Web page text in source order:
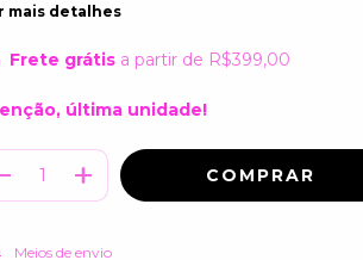
mais detalhes
Frete grátis a partir de R$399,00
última unidade!
para o CEP:
Meios de envio